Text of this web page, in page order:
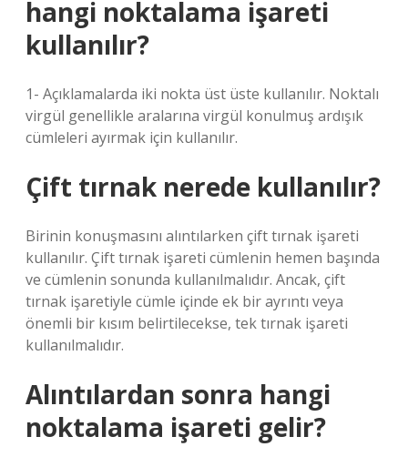
hangi noktalama işareti
kullanılır?
1- Açıklamalarda iki nokta üst üste kullanılır. Noktalı
virgül genellikle aralarına virgül konulmuş ardışık
cümleleri ayırmak için kullanılır.
Çift tırnak nerede kullanılır?
Birinin konuşmasını alıntılarken çift tırnak işareti
kullanılır. Çift tırnak işareti cümlenin hemen başında
ve cümlenin sonunda kullanılmalıdır. Ancak, çift
tırnak işaretiyle cümle içinde ek bir ayrıntı veya
önemli bir kısım belirtilecekse, tek tırnak işareti
kullanılmalıdır.
Alıntılardan sonra hangi
noktalama işareti gelir?